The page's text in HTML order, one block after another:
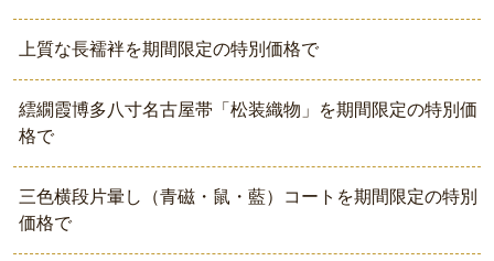
上質な長襦袢を期間限定の特別価格で
繧繝霞博多八寸名古屋帯「松装織物」を期間限定の特別価
格で
三色横段片暈し（青磁・鼠・藍）コートを期間限定の特別
価格で